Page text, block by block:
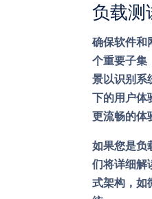
负载测
确保软件和
个重要子集
景以识别系
下的用户体
更流畅的体
如果您是负
们将详细解
式架构，